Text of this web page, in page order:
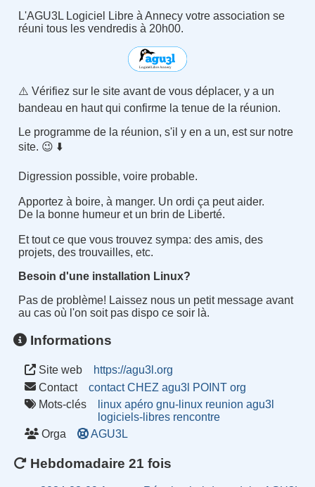
L'AGU3L Logiciel Libre à Annecy votre association se
réuni tous les vendredis à 20h00.
⚠️ Vérifiez sur le site avant de vous déplacer, y a un
bandeau en haut qui confirme la tenue de la réunion.
Le programme de la réunion, s'il y en a un, est sur notre
site. 😉 ⬇️
Digression possible, voire probable.
Apportez à boire, à manger. Un ordi ça peut aider.
De la bonne humeur et un brin de Liberté.
Et tout ce que vous trouvez sympa: des amis, des
projets, des trouvailles, etc.
Besoin d'une installation Linux?
Pas de problème! Laissez nous un petit message avant
au cas où l'on soit pas dispo ce soir là.
Informations
Site web
https://agu3l.org
Contact
contact CHEZ agu3l POINT org
Mots-clés
linux apéro gnu-linux reunion agu3l
logiciels-libres rencontre
Orga
AGU3L
Hebdomadaire 21 fois